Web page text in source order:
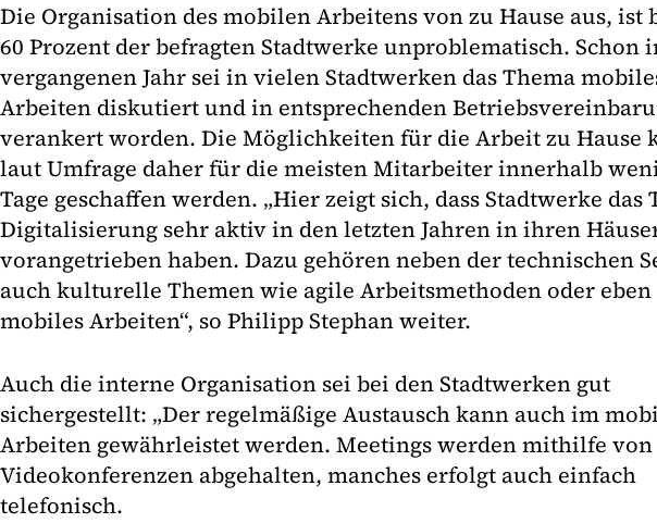
Die Organisation des mobilen Arbeitens von zu Hause aus, ist
60 Prozent der befragten Stadtwerke unproblematisch. Schon
vergangenen Jahr sei in vielen Stadtwerken das Thema
Arbeiten diskutiert und in entsprechenden
verankert worden. Die Möglichkeiten für die Arbeit zu Hause
laut Umfrage daher für die meisten Mitarbeiter innerhalb
Tage geschaffen werden. „Hier zeigt sich, dass Stadtwerke das
Digitalisierung sehr aktiv in den letzten Jahren in ihren
vorangetrieben haben. Dazu gehören neben der technischen
auch kulturelle Themen wie agile Arbeitsmethoden oder eben
mobiles Arbeiten“, so Philipp Stephan weiter.
Auch die interne Organisation sei bei den Stadtwerken gut
sichergestellt: „Der regelmäßige Austausch kann auch im
Arbeiten gewährleistet werden. Meetings werden mithilfe von
Videokonferenzen abgehalten, manches erfolgt auch einfach
telefonisch.